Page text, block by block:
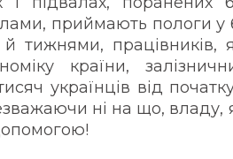
приймають пологи
тижнями, працівників,
країни,
українців від
ні на що, владу,